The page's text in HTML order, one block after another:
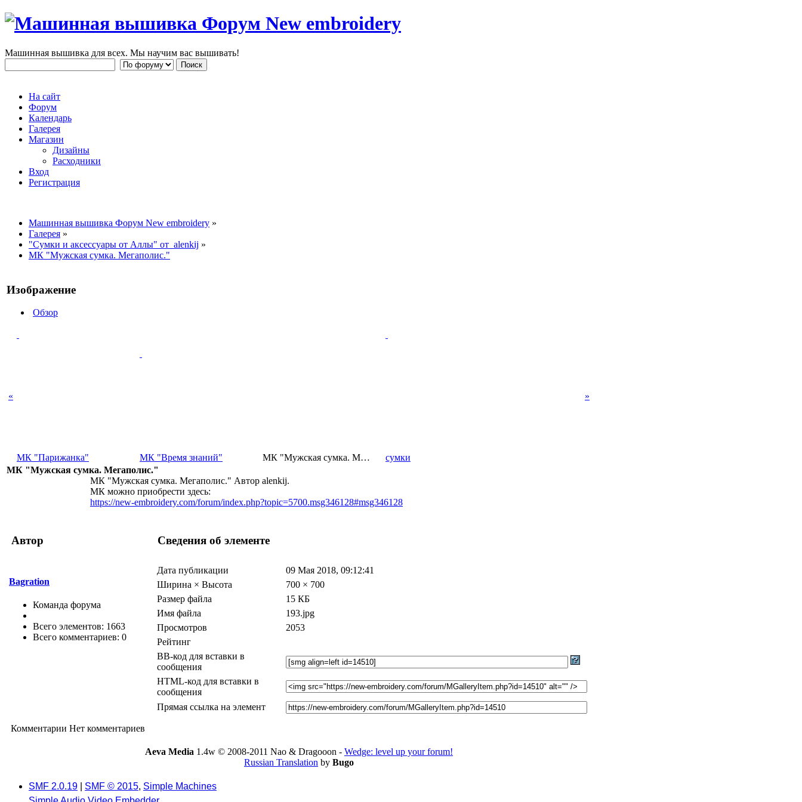
Машинная вышивка для всех. Мы научим вас вышивать!
На сайт
Форум
Календарь
Галерея
Магазин
Дизайны
Расходники
Вход
Регистрация
Машинная вышивка Форум New embroidery »
Галерея »
"Сумки и аксессуары от Аллы" от alenkij »
МК "Мужская сумка. Мегаполис."
Изображение
Обзор
« »
МК "Парижанка" МК "Время знаний" МК "Мужская сумка. М…
сумки
МК "Мужская сумка. Мегаполис."
МК "Мужская сумка. Мегаполис." Автор alenkij.
МК можно приобрести здесь:
https://new-embroidery.com/forum/index.php?topic=5700.msg346128#msg346128
Автор Сведения об элементе
Bagration
Команда форума
Всего элементов: 1663
Всего комментариев: 0
Дата публикации
09 Мая 2018, 09:12:41
Ширина × Высота
700 × 700
Размер файла
15 КБ
Имя файла
193.jpg
Просмотров
2053
Рейтинг
BB-код для вставки в
сообщения
HTML-код для вставки в
сообщения
Прямая ссылка на элемент
Комментарии Нет комментариев
Aeva Media 1.4w © 2008-2011 Nao & Dragooon - Wedge: level up your forum!
Russian Translation by Bugo
SMF 2.0.19 SMF © 2015, Simple Machines